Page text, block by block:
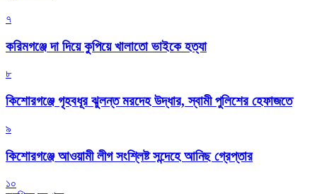
৭
করিমগঞ্জে দা দিয়ে কুপিয়ে খালাতো ভাইকে হত্যা
৮
কিশোরগঞ্জে গৃহবধূর ঝুলন্ত মরদেহ উদ্ধার, স্বামী পুলিশের হেফাজতে
৯
কিশোরগঞ্জে আওয়ামী লীগ সংশ্লিষ্ট সন্দেহে আনিছ গ্রেপ্তার
১০